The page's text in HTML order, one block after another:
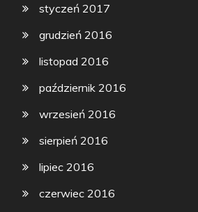
styczeń 2017
grudzień 2016
listopad 2016
październik 2016
wrzesień 2016
sierpień 2016
lipiec 2016
czerwiec 2016